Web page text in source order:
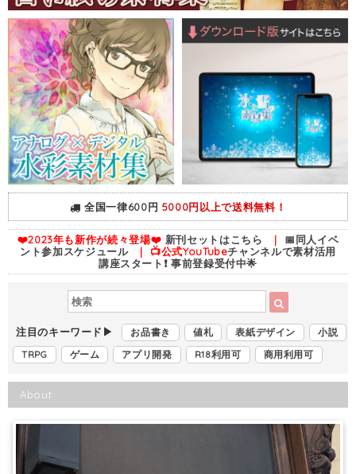
全国一律600円 5000円以上で送料無料！
❤️2023年も新作が続々登場❤️ 新刊セットはこちら ｜ 📅同人イベ
ント参加スケジュール
｜ 📺公式YouTubeチャンネルで素材活用
講座スタート❗ 事前登録受付中🌟
注目のキーワード▶ お品書き 値札 表紙デザイン
小説
TRPG
ゲーム アプリ開発 R18利用可 商用利用可
About